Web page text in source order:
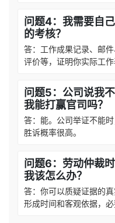
问题4：我需要自
的考核？
答：工作成果记录、邮
评价等，证明你实际工作
问题5：公司说我
我能打赢官司吗？
答：能。公司举证不能
胜诉概率很高。
问题6：劳动仲裁
我该怎么办？
答：你可以质疑证据的
形成时间和客观依据，必